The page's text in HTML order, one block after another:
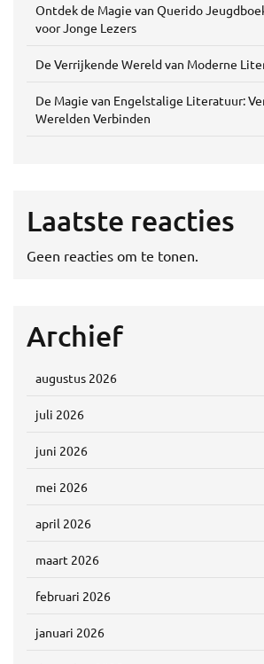
Ontdek de Magie van Querido
voor Jonge Lezers
De Verrijkende Wereld van Moderne
De Magie van Engelstalige Literatuur:
Werelden Verbinden
Laatste reacties
Geen reacties om te tonen.
Archief
augustus 2026
juli 2026
juni 2026
mei 2026
april 2026
maart 2026
februari 2026
januari 2026